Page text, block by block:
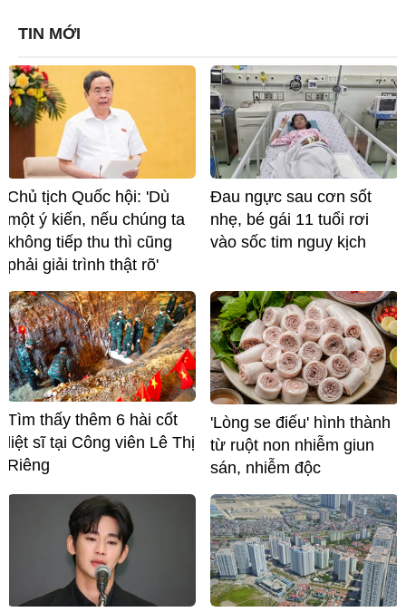
TIN MỚI
Chủ tịch Quốc hội: 'Dù
một ý kiến, nếu chúng ta
không tiếp thu thì cũng
phải giải trình thật rõ'
Đau ngực sau cơn sốt
nhẹ, bé gái 11 tuổi rơi
vào sốc tim nguy kịch
Tìm thấy thêm 6 hài cốt
liệt sĩ tại Công viên Lê Thị
Riêng
'Lòng se điếu' hình thành
từ ruột non nhiễm giun
sán, nhiễm độc